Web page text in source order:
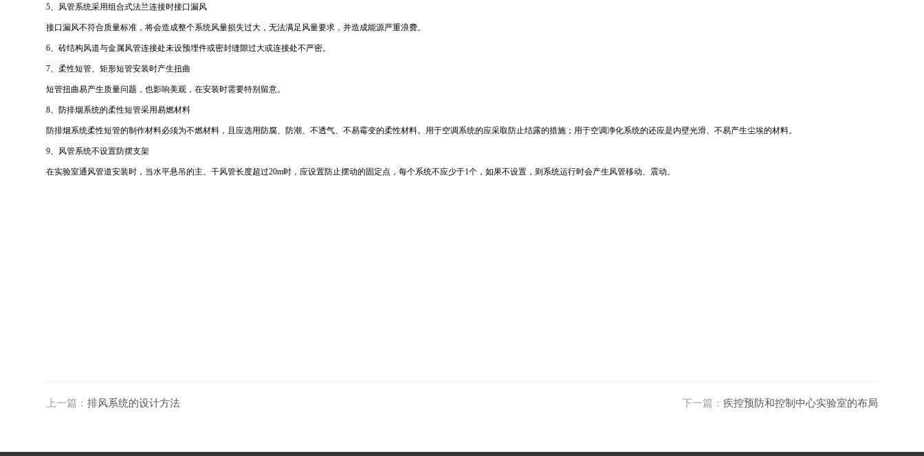
5、风管系统采用组合式法兰连接时接口漏风
接口漏风不符合质量标准，将会造成整个系统风量损失过大，无法满足风量要求，并造成能源严重浪费。
6、砖结构风道与金属风管连接处未设预埋件或密封缝隙过大或连接处不严密。
7、柔性短管、矩形短管安装时产生扭曲
短管扭曲易产生质量问题，也影响美观，在安装时需要特别留意。
8、防排烟系统的柔性短管采用易燃材料
防排烟系统柔性短管的制作材料必须为不燃材料，且应选用防腐、防潮、不透气、不易霉变的柔性材料。用于空调系统的应采取防止结露的措施；用于空调净化系统的还应是内壁光滑、不易产生尘埃的材料。
9、风管系统不设置防摆支架
在实验室通风管道安装时，当水平悬吊的主、干风管长度超过20m时，应设置防止摆动的固定点，每个系统不应少于1个，如果不设置，则系统运行时会产生风管移动、震动。
上一篇：排风系统的设计方法 下一篇： 疾控预防和控制中心实验室的布局